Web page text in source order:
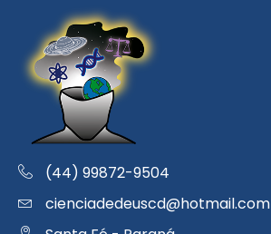
(44) 99872-9504
cienciadedeuscd@hotmail.com